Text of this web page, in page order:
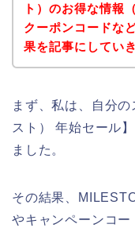
ト）のお得な情報
クーポンコードな
果を記事にしてい
まず、私は、自分
スト） 年始セール
ました。
その結果、
やキャンペーンコ